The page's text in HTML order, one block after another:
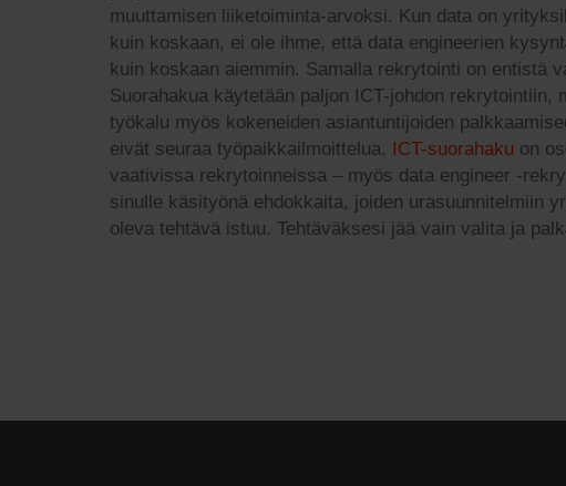
muuttamisen liiketoiminta-arvoksi. Kun data on
kuin koskaan, ei ole ihme, että data engineerien
kuin koskaan aiemmin. Samalla rekrytointi on entistä
Suorahakua käytetään paljon ICT-johdon rekrytointiin,
työkalu myös kokeneiden asiantuntijoiden
eivät seuraa työpaikkailmoittelua. ICT-suorahaku on
vaativissa rekrytoinneissa – myös data engineer -
sinulle käsityönä ehdokkaita, joiden urasuunnitelmiin
oleva tehtävä istuu. Tehtäväksesi jää vain valita ja